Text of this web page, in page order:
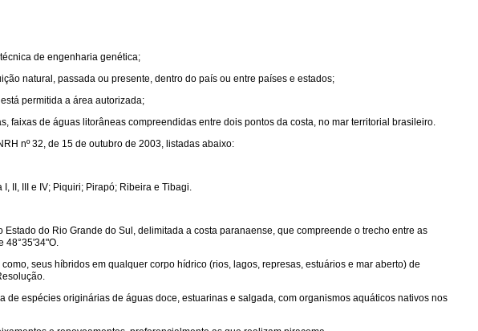
de engenharia genética;
natural, passada ou presente, dentro do país ou entre países e estados;
permitida a área autorizada;
de águas litorâneas compreendidas entre dois pontos da costa, no mar territorial brasileiro.
nº 32, de 15 de outubro de 2003, listadas abaixo:
II, III e IV; Piquiri; Pirapó; Ribeira e Tibagi.
do Rio Grande do Sul, delimitada a costa paranaense, que compreende o trecho entre as
48°35'34"O.
seus híbridos em qualquer corpo hídrico (rios, lagos, represas, estuários e mar aberto) de
espécies originárias de águas doce, estuarinas e salgada, com organismos aquáticos nativos nos